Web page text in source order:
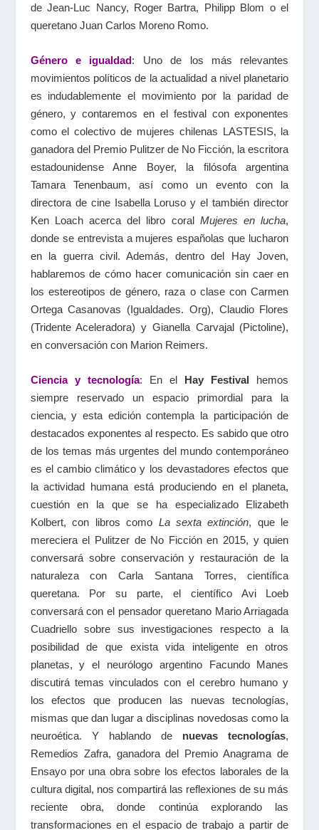
de Jean-Luc Nancy, Roger Bartra, Philipp Blom o el
queretano Juan Carlos Moreno Romo.
Género e igualdad: Uno de los más relevantes
movimientos políticos de la actualidad a nivel planetario
es indudablemente el movimiento por la paridad de
género, y contaremos en el festival con exponentes
como el colectivo de mujeres chilenas LASTESIS, la
ganadora del Premio Pulitzer de No Ficción, la escritora
estadounidense Anne Boyer, la filósofa argentina
Tamara Tenenbaum, así como un evento con la
directora de cine Isabella Loruso y el también director
Ken Loach acerca del libro coral Mujeres en lucha,
donde se entrevista a mujeres españolas que lucharon
en la guerra civil. Además, dentro del Hay Joven,
hablaremos de cómo hacer comunicación sin caer en
los estereotipos de género, raza o clase con Carmen
Ortega Casanovas (Igualdades. Org), Claudio Flores
(Tridente Aceleradora) y Gianella Carvajal (Pictoline),
en conversación con Marion Reimers.
Ciencia y tecnología: En el Hay Festival hemos
siempre reservado un espacio primordial para la
ciencia, y esta edición contempla la participación de
destacados exponentes al respecto. Es sabido que otro
de los temas más urgentes del mundo contemporáneo
es el cambio climático y los devastadores efectos que
la actividad humana está produciendo en el planeta,
cuestión en la que se ha especializado Elizabeth
Kolbert, con libros como La sexta extinción, que le
mereciera el Pulitzer de No Ficción en 2015, y quien
conversará sobre conservación y restauración de la
naturaleza con Carla Santana Torres, científica
queretana. Por su parte, el científico Avi Loeb
conversará con el pensador queretano Mario Arriagada
Cuadriello sobre sus investigaciones respecto a la
posibilidad de que exista vida inteligente en otros
planetas, y el neurólogo argentino Facundo Manes
discutirá temas vinculados con el cerebro humano y
los efectos que producen las nuevas tecnologías,
mismas que dan lugar a disciplinas novedosas como la
neuroética. Y hablando de nuevas tecnologías,
Remedios Zafra, ganadora del Premio Anagrama de
Ensayo por una obra sobre los efectos laborales de la
cultura digital, nos compartirá las reflexiones de su más
reciente obra, donde continúa explorando las
transformaciones en el espacio de trabajo a partir de